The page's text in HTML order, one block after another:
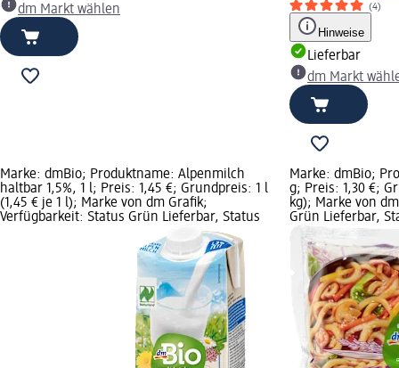
dm Markt wählen
(4)
Hinweise
Lieferbar
dm Markt
Marke: dmBio; Produktname: Alpenmilch
haltbar 1,5%, 1 l; Preis: 1,45 €; Grundpreis: 1 l
(1,45 € je 1 l); Marke von dm Grafik;
Verfügbarkeit: Status Grün Lieferbar, Status
Marke: dmBio;
g; Preis: 1,30 €;
kg); Marke von
Grün Lieferbar,